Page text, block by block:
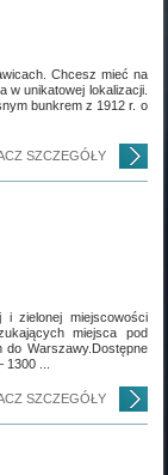
Chcesz mieć na
w unikatowej lokalizacji.
bunkrem z 1912 r. o
SZCZEGÓŁY
i zielonej miejscowości
miejsca pod
do Warszawy.Dostępne
1300 ...
SZCZEGÓŁY